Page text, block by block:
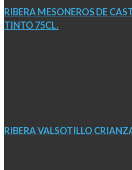
RIBERA MESONEROS DE
TINTO 75CL.
RIBERA VALSOTILLO